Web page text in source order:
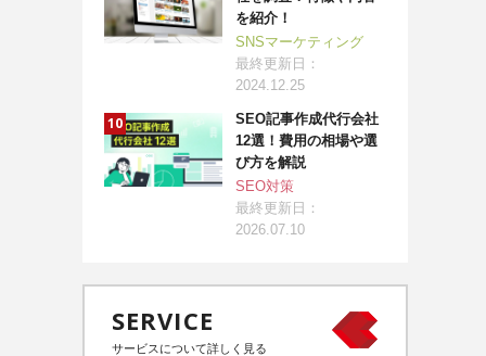
を紹介！
SNSマーケティング
最終更新日：
2024.12.25
SEO記事作成代行会社
12選！費用の相場や選
び方を解説
SEO対策
最終更新日：
2026.07.10
SERVICE
サービスについて詳しく見る